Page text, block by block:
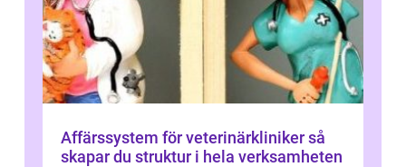
Affärssystem för veterinärkliniker så
skapar du struktur i hela verksamheten